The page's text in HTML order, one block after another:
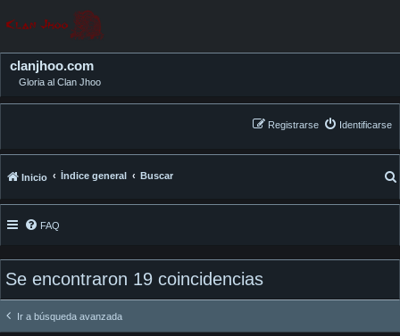
clanjhoo.com
Gloria al Clan Jhoo
Identificarse
Registrarse
Inicio Índice general Buscar
FAQ
Se encontraron 19 coincidencias
Ir a búsqueda avanzada